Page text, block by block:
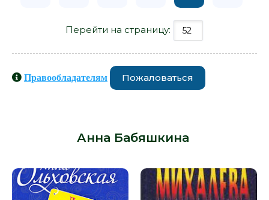
Перейти на страницу:
Правообладателям Пожаловаться
Анна Бабяшкина